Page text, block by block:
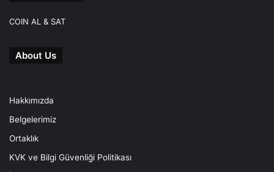
COIN AL & SAT
About Us
Hakkımızda
Belgelerimiz
Ortaklık
KVK ve Bilgi Güvenliği Politikası